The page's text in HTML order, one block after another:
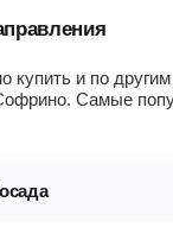
купить и по
Самые